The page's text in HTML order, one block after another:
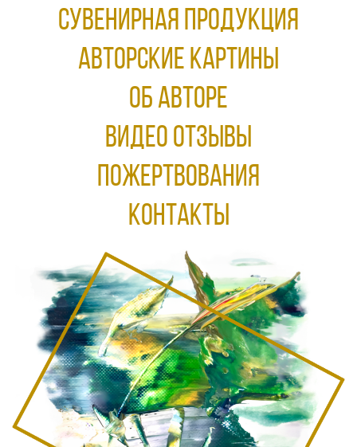
Сувенирная продукция
АВТОРСКИЕ КАРТИНЫ
ОБ АВТОРЕ
ВИДЕО ОТЗЫВЫ
ПОЖЕРТВОВАНИЯ
КОНТАКТЫ